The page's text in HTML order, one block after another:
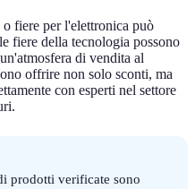
fiere per l'elettronica può
fiere della tecnologia possono
di vendita al
offrire non solo sconti, ma
con esperti nel settore
prodotti verificate sono